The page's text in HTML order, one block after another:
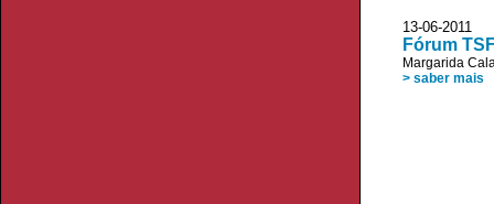
13-06-
Fórum
Margarida
> saber mais